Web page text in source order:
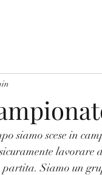
siamo scese in
Siamo un